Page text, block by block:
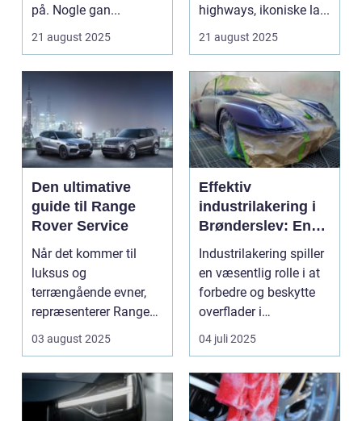
på. Nogle gan...
21 august 2025
highways, ikoniske la...
21 august 2025
Den ultimative
guide til Range
Rover Service
Når det kommer til
luksus og
terrængående evner,
repræsenterer Range
Rover n...
03 august 2025
Effektiv
industrilakering i
Brønderslev: En
dybdegående
Industrilakering spiller
en væsentlig rolle i at
forbedre og beskytte
overflader i
forskellige...
04 juli 2025